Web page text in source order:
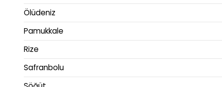
Ölüdeniz
Pamukkale
Rize
Safranbolu